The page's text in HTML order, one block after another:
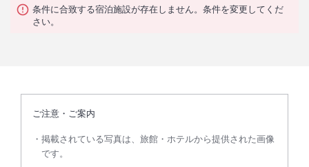
条件に合致する宿泊施設が存在しません。条件を変更してくだ
さい。
ご注意・ご案内
掲載されている写真は、旅館・ホテルから提供された画像
です。